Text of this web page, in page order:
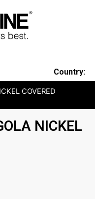
Country:
COVERED
NICKEL